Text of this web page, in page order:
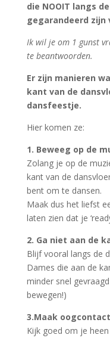
die NOOIT langs
gegarandeerd zijn
Ik wil je om 1 gunst
te beantwoorden.
Er zijn manieren
kant van de
dansfeestje.
Hier komen ze:
1. Beweeg op de
Zolang je op de
kant van de
bent om te dansen.
Maak dus het liefst
laten zien dat je
2. Ga niet aan de
Blijf vooral langs de
Dames die aan de
minder snel
bewegen!)
3.Maak oogcontact
Kijk goed om je